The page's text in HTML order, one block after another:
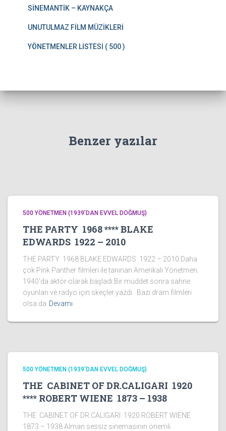
SİNEMANTİK – KAYNAKÇA
UNUTULMAZ FİLM MÜZİKLERİ
YÖNETMENLER LİSTESİ ( 500 )
Benzer yazılar
500 YÖNETMEN (1939’DAN EVVEL DOĞMUŞ)
THE PARTY 1968 **** BLAKE
EDWARDS 1922 – 2010
THE PARTY 1968 BLAKE EDWARDS 1922 – 2010 Daha
çok Pink Panther filmleri ile tanınan Amerikalı Yönetmen.
1940’da aktör olarak başladı.Bir müddet sonra sahne
oyunları ve radyo için skeçler yazdı. Bazı dram filmleri
olsa da Devamı
500 YÖNETMEN (1939’DAN EVVEL DOĞMUŞ)
THE CABINET OF DR.CALIGARI 1920
**** ROBERT WIENE 1873 – 1938
THE CABINET OF DR.CALIGARI 1920 ROBERT WIENE
1873 – 1938 Alman sessiz sinemasının önemli